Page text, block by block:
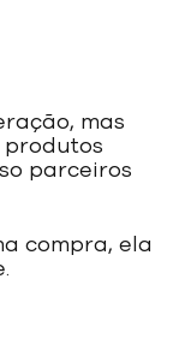
mas
produtos
parceiros
compra, ela